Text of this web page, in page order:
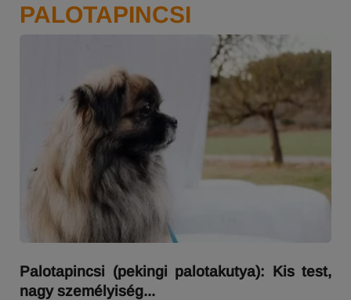
PALOTAPINCSI
Palotapincsi (pekingi palotakutya): Kis test,
nagy személyiség...